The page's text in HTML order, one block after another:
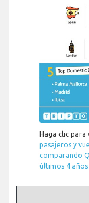
Haga clic
pasajeros y
comparando
últimos 4